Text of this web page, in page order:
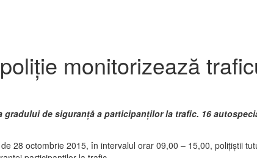
monitorizează
de siguranţă a participanţilor la trafic. 16
28 octombrie 2015, în intervalul orar 09,00 – 15,00, poliţiştii